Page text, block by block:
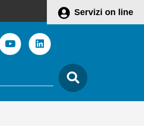
Servizi on line
YoutubeLinkedin